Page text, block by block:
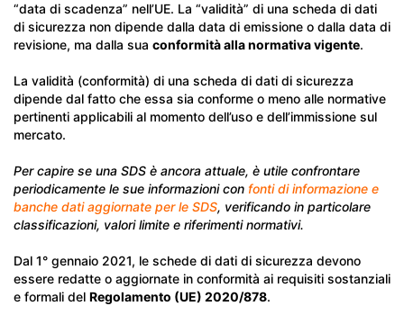
“data di scadenza” nell’UE. La “validità” di una scheda di dati
di sicurezza non dipende dalla data di emissione o dalla data di
revisione, ma dalla sua conformità alla normativa vigente.
La validità (conformità) di una scheda di dati di sicurezza
dipende dal fatto che essa sia conforme o meno alle normative
pertinenti applicabili al momento dell’uso e dell’immissione sul
mercato.
Per capire se una SDS è ancora attuale, è utile confrontare
periodicamente le sue informazioni con fonti di informazione e
banche dati aggiornate per le SDS, verificando in particolare
classificazioni, valori limite e riferimenti normativi.
Dal 1° gennaio 2021, le schede di dati di sicurezza devono
essere redatte o aggiornate in conformità ai requisiti sostanziali
e formali del Regolamento (UE) 2020/878.